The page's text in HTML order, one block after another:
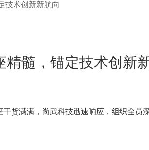
技术创新新航向
精髓，锚定技术创新
满满，尚武科技迅速响应，组织全员